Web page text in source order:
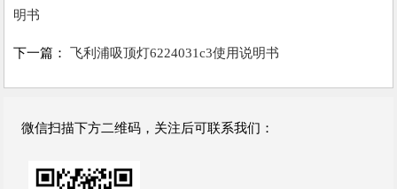
明书
下一篇：飞利浦吸顶灯6224031c3使用说明书
微信扫描下方二维码，关注后可联系我们：